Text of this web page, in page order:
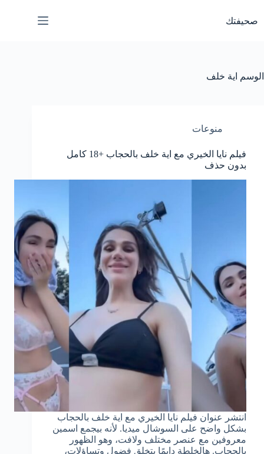
المحتوى
صحيفتك
الوسم اية خلف
منوعات
فيلم نايا الخيري مع اية خلف بالحجاب +18 كامل
بدون حذف
انتشر عنوان فيلم نايا الخيري مع اية خلف بالحجاب
بشكل واضح على السوشال ميديا. لأنه بيجمع اسمين
معروفين مع عنصر مختلف ولافت، وهو الظهور
بالحجاب. هالخلطة دايمًا بتخلق فضول وتساؤلات،